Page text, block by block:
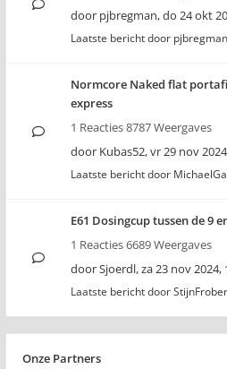
door pjbregman,do 24 okt
Laatste bericht door pjbregman
Normcore Naked flat
express
1 Reacties 8787 Weergaves
door Kubas52,vr 29 nov
Laatste bericht door
E61 Dosingcup tussen de 9
1 Reacties 6689 Weergaves
doorSjoerdl,za 23 nov 2024,
Laatste bericht door
Onze Partners